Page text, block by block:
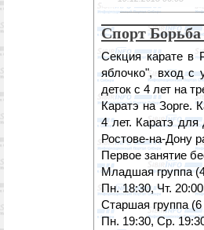
Спорт Борьба
Секция карате в
яблочко", вход с
деток с 4 лет на
Каратэ на Зорге.
4 лет. Каратэ
Ростове-на-Дону
Первое занятие
Младшая группа
Пн. 18:30, Чт.
Старшая группа
Пн. 19:30, Ср.